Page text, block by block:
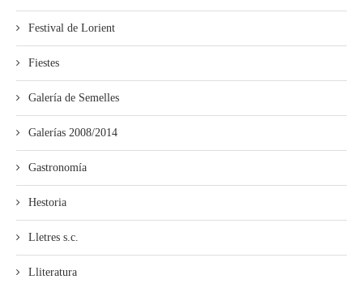
Festival de Lorient
Fiestes
Galería de Semelles
Galerías 2008/2014
Gastronomía
Hestoria
Lletres s.c.
Lliteratura